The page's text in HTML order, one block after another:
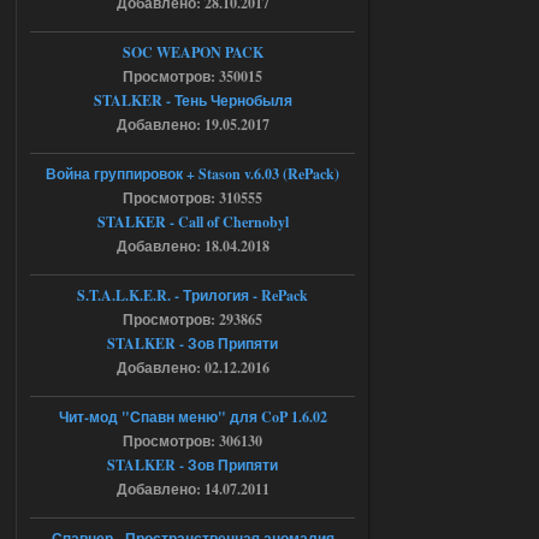
Доступно только для пользователей
Ответить ➤
04.08.2026
Объединенный Пак 2 + OGSR +
STCoP WP 3.4
16:48
Stalker-Mods-Clan-su
Доступно только для пользователей
Объединенный Пак 2 + OGSR +
STCoP WP 3.4
andreyforest1993
вот ещё этот же трелер с
вашего сайта, https://stalker-
mods.su/news/op_2_ogsr_stcop_wp_3_4
_trejler_2022/2022-11-30-6818
SOC WEAPON PACK
Просмотров: 350015
STALKER - Тень Чернобыля
Добавлено: 19.05.2017
Война группировок + Stason v.6.03 (RePack)
Просмотров: 310555
STALKER - Call of Chernobyl
Добавлено: 18.04.2018
S.T.A.L.K.E.R. - Трилогия - RePack
Просмотров: 293865
STALKER - Зов Припяти
Добавлено: 02.12.2016
Чит-мод "Спавн меню" для CoP 1.6.02
Просмотров: 306130
STALKER - Зов Припяти
Добавлено: 14.07.2011